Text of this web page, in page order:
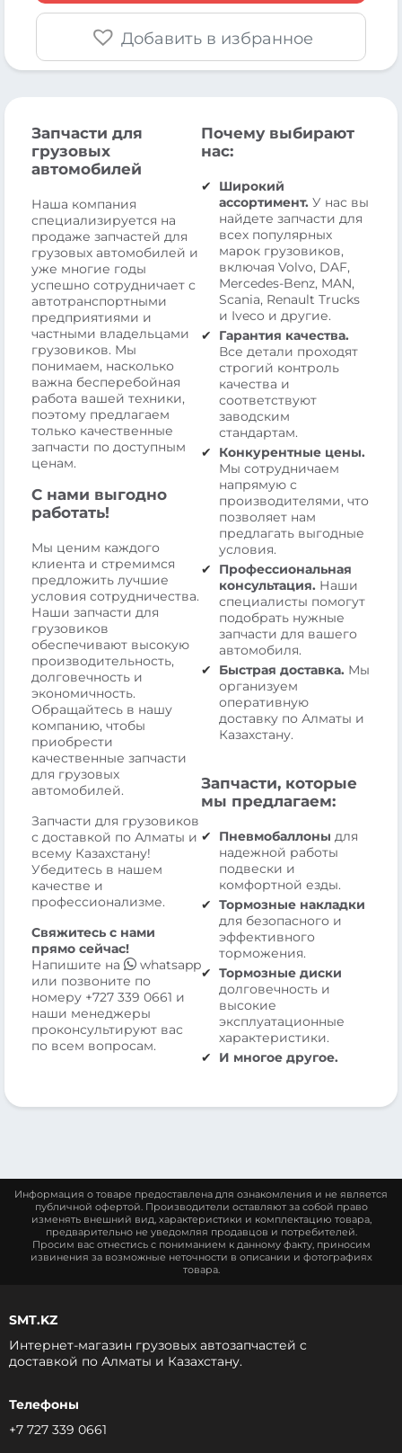
Добавить в избранное
Запчасти для
грузовых
автомобилей
Наша компания
специализируется на
продаже запчастей для
грузовых автомобилей и
уже многие годы
успешно сотрудничает с
автотранспортными
предприятиями и
частными владельцами
грузовиков. Мы
понимаем, насколько
важна бесперебойная
работа вашей техники,
поэтому предлагаем
только качественные
запчасти по доступным
ценам.
С нами выгодно
работать!
Мы ценим каждого
клиента и стремимся
предложить лучшие
условия сотрудничества.
Наши запчасти для
грузовиков
обеспечивают высокую
производительность,
долговечность и
экономичность.
Обращайтесь в нашу
компанию, чтобы
приобрести
качественные запчасти
для грузовых
автомобилей.
Запчасти для грузовиков
с доставкой по Алматы и
всему Казахстану!
Убедитесь в нашем
качестве и
профессионализме.
Свяжитесь с нами
прямо сейчас!
Напишите на
whatsapp
или позвоните по
номеру +727 339 0661 и
наши менеджеры
проконсультируют вас
по всем вопросам.
Почему выбирают
нас:
Широкий
ассортимент. У нас вы
найдете запчасти для
всех популярных
марок грузовиков,
включая Volvo, DAF,
Mercedes-Benz, MAN,
Scania, Renault Trucks
и Iveco и другие.
Гарантия качества.
Все детали проходят
строгий контроль
качества и
соответствуют
заводским
стандартам.
Конкурентные цены.
Мы сотрудничаем
напрямую с
производителями, что
позволяет нам
предлагать выгодные
условия.
Профессиональная
консультация. Наши
специалисты помогут
подобрать нужные
запчасти для вашего
автомобиля.
Быстрая доставка. Мы
организуем
оперативную
доставку по Алматы и
Казахстану.
Запчасти, которые
мы предлагаем:
Пневмобаллоны для
надежной работы
подвески и
комфортной езды.
Тормозные накладки
для безопасного и
эффективного
торможения.
Тормозные диски
долговечность и
высокие
эксплуатационные
характеристики.
И многое другое.
Информация о товаре предоставлена для ознакомления и не является
публичной офертой. Производители оставляют за собой право
изменять внешний вид, характеристики и комплектацию товара,
предварительно не уведомляя продавцов и потребителей.
Просим вас отнестись с пониманием к данному факту, приносим
извинения за возможные неточности в описании и фотографиях
товара.
SMT.KZ
Интернет-магазин грузовых автозапчастей c
доставкой по Алматы и Казахстану.
Телефоны
+7 727 339 0661